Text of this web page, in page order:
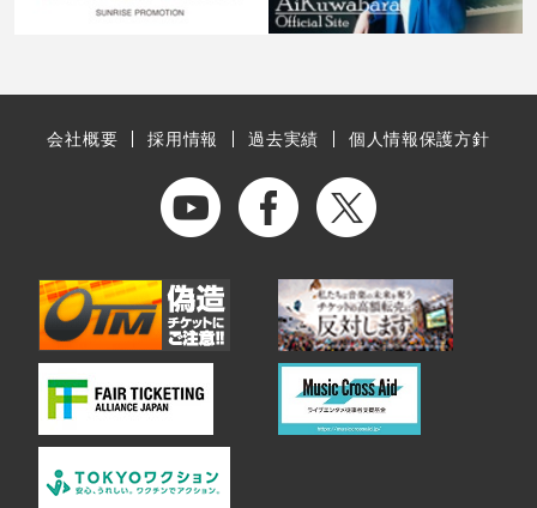
会社概要 採用情報 過去実績 個人情報保護方針